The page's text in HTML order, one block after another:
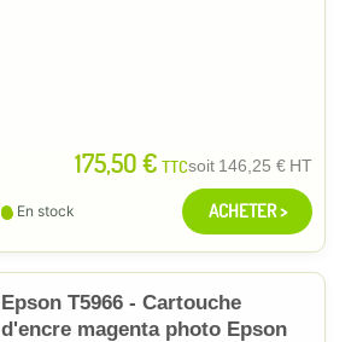
175,50 € TTCsoit 146,25 € HT
En stock ACHETER >
Epson T5966 - Cartouche
d'encre magenta photo Epson